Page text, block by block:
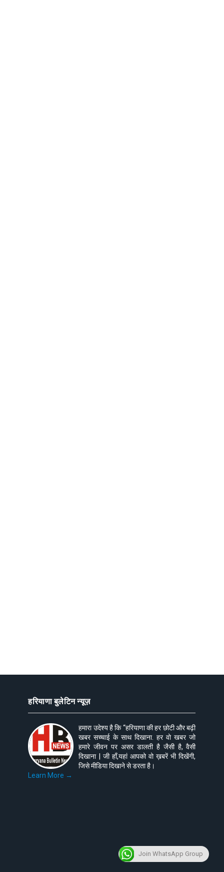
हरियाणा बुलेटिन न्यूज़
हमारा उदेश्य है कि “हरियाणा की हर छोटी और बढ़ी
खबर सच्चाई के साथ दिखाना. हर वो खबर जो
हमारे जीवन पर असर डालती है जैसी है, वैसी
दिखाना | जी हाँ,यहां आपको वो ख़बरें भी दिखेंगी,
जिसे मीडिया दिखाने से डरता है।
Learn More →
Join WhatsApp Group